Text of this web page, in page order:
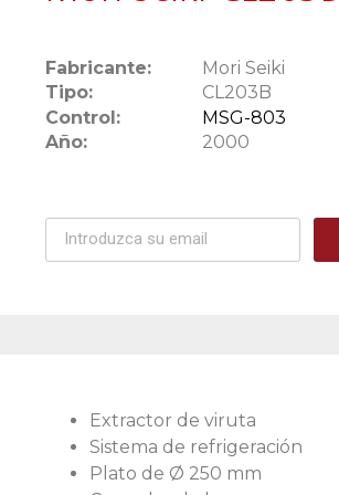
Fabricante:
Tipo:
Control:
Año:
Mori Seiki
CL203B
MSG-803
2000
Extractor de viruta
Sistema de refrigeración
Plato de Ø 250 mm